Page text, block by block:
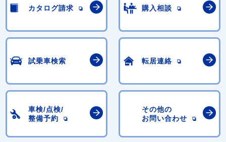
カタログ請求 購入相談
試乗車検索 転居連絡
車検/点検/
整備予約
その他の
お問い合わせ